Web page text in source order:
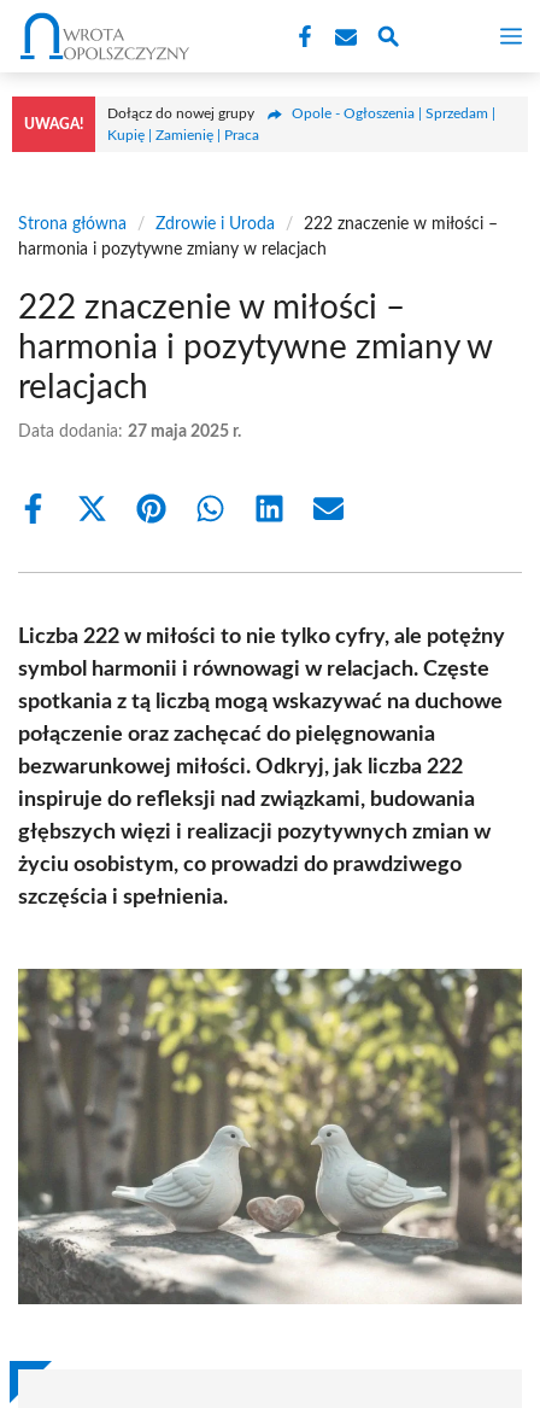
Przejdź
treści
UWAGA!
Dołącz do nowej grupy
Opole - Ogłoszenia | Sprzedam |
Kupię | Zamienię | Praca
Strona główna / Zdrowie i Uroda /
222 znaczenie w miłości –
harmonia i pozytywne zmiany w relacjach
222 znaczenie w miłości –
harmonia i pozytywne zmiany w
relacjach
Data dodania: 27 maja 2025 r.
Share
Share
(Twitter)
Share Share Share Share
Liczba 222 w miłości to nie tylko cyfry, ale potężny
symbol harmonii i równowagi w relacjach. Częste
spotkania z tą liczbą mogą wskazywać na duchowe
połączenie oraz zachęcać do pielęgnowania
bezwarunkowej miłości. Odkryj, jak liczba 222
inspiruje do refleksji nad związkami, budowania
głębszych więzi i realizacji pozytywnych zmian w
życiu osobistym, co prowadzi do prawdziwego
szczęścia i spełnienia.